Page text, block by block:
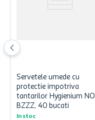
Servetele umede cu
protectie impotriva
tantarilor Hygienium NO
BZZZ, 40 bucati
In stoc